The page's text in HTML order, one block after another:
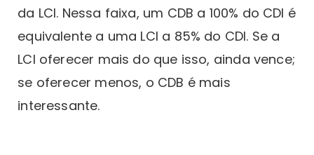
da LCI. Nessa faixa, um CDB a 100% do CDI é
equivalente a uma LCI a 85% do CDI. Se a
LCI oferecer mais do que isso, ainda vence;
se oferecer menos, o CDB é mais
interessante.